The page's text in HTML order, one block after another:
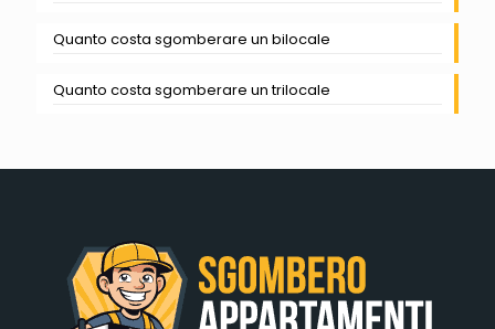
Quanto costa sgomberare un bilocale
Quanto costa sgomberare un trilocale